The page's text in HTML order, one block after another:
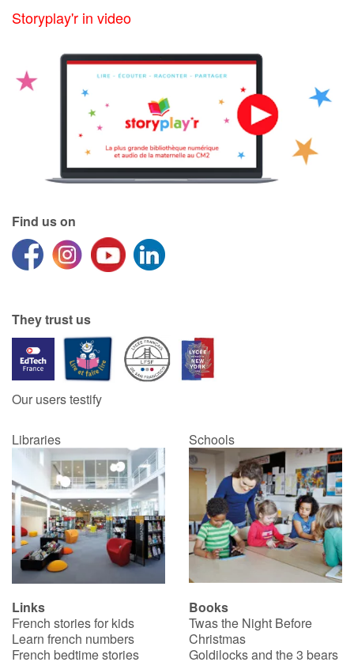
Storyplay'r in video
Find us on
They trust us
Our users testify
Libraries Schools
Links
French stories for kids
Learn french numbers
French bedtime stories
Books
Twas the Night Before
Christmas
Goldilocks and the 3 bears